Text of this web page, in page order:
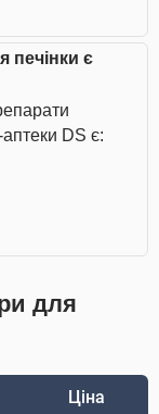
печінки є
аптеки DS є:
для
Ціна